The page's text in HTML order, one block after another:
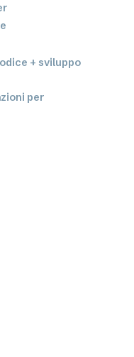
+ sviluppo
per